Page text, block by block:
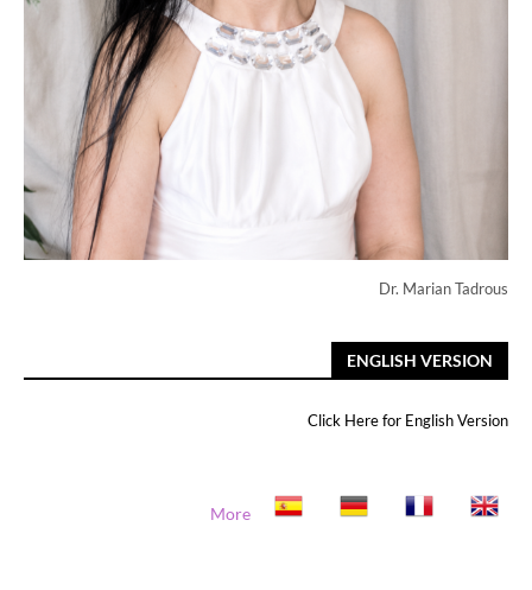
Dr. Marian Tadrous
ENGLISH VERSION
Click Here for English Version
More